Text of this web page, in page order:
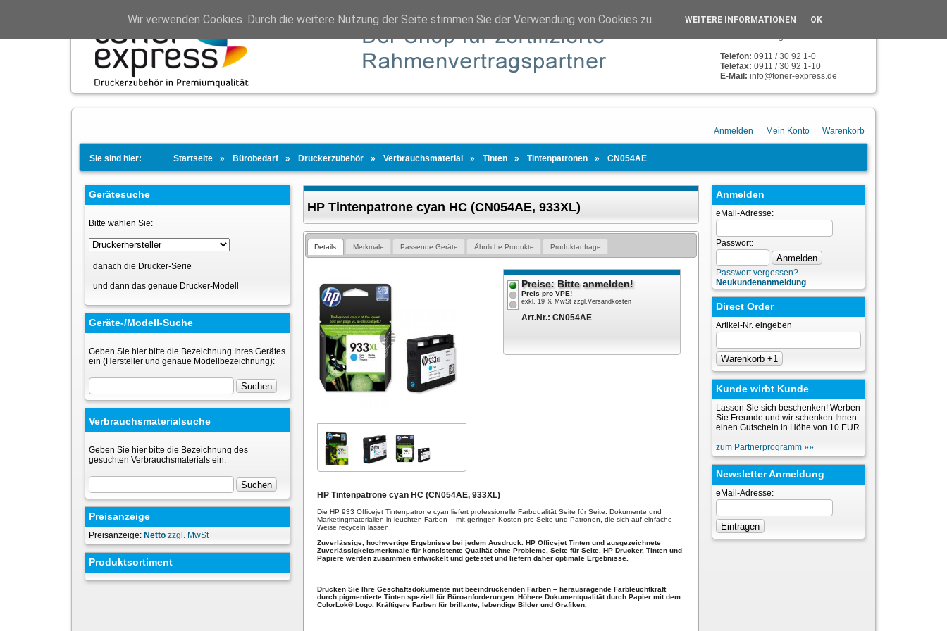
TONER-EXPRESS
Telefon: 0911 / 30 92 1-0
Telefax: 0911 / 30 92 1-10
E-Mail: info@toner-express.de
Anmelden Mein Konto Warenkorb
Sie sind hier: Startseite Bürobedarf Druckerzubehör Verbrauchsmaterial Tinten Tintenpatronen CN054AE
Gerätesuche
Bitte wählen Sie:
danach die Drucker-Serie
und dann das genaue Drucker-Modell
Geräte-/Modell-Suche
Geben Sie hier bitte die Bezeichnung Ihres Gerätes
ein (Hersteller und genaue Modellbezeichnung):
Verbrauchsmaterialsuche
Geben Sie hier bitte die Bezeichnung des
gesuchten Verbrauchsmaterials ein:
Preisanzeige
Preisanzeige: Netto zzgl. MwSt
Produktsortiment
HP Tintenpatrone cyan HC (CN054AE, 933XL)
Details Merkmale Passende Geräte Ähnliche Produkte Produktanfrage
Preise: Bitte anmelden!
Preis pro VPE!
exkl. 19 % MwSt zzgl.Versandkosten
Art.Nr.:CN054AE
HP Tintenpatrone cyan HC (CN054AE, 933XL)
Die HP 933 Officejet Tintenpatrone cyan liefert professionelle Farbqualität Seite für Seite. Dokumente und
Marketingmaterialien in leuchten Farben – mit geringen Kosten pro Seite und Patronen, die sich auf einfache
Weise recyceln lassen.
Zuverlässige, hochwertige Ergebnisse bei jedem Ausdruck. HP Officejet Tinten und ausgezeichnete
Zuverlässigkeitsmerkmale für konsistente Qualität ohne Probleme, Seite für Seite. HP Drucker, Tinten und
Papiere werden zusammen entwickelt und getestet und liefern daher optimale Ergebnisse.
Drucken Sie Ihre Geschäftsdokumente mit beeindruckenden Farben – herausragende Farbleuchtkraft
durch pigmentierte Tinten speziell für Büroanforderungen. Höhere Dokumentqualität durch Papier mit dem
ColorLok® Logo. Kräftigere Farben für brillante, lebendige Bilder und Grafiken.
Anmelden
eMail-Adresse:
Passwort:
Passwort vergessen?
Neukundenanmeldung
Direct Order
Artikel-Nr. eingeben
Kunde wirbt Kunde
Lassen Sie sich beschenken! Werben
Sie Freunde und wir schenken Ihnen
einen Gutschein in Höhe von 10 EUR
zum Partnerprogramm »»
Newsletter Anmeldung
eMail-Adresse:
Wir verwenden Cookies. Durch die weitere Nutzung der Seite stimmen Sie der Verwendung von Cookies zu. WEITERE INFORMATIONEN OK